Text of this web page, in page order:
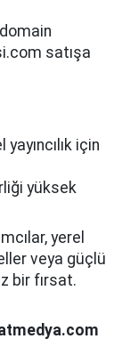
satışa
için
yüksek
yerel
veya güçlü
bir fırsat.